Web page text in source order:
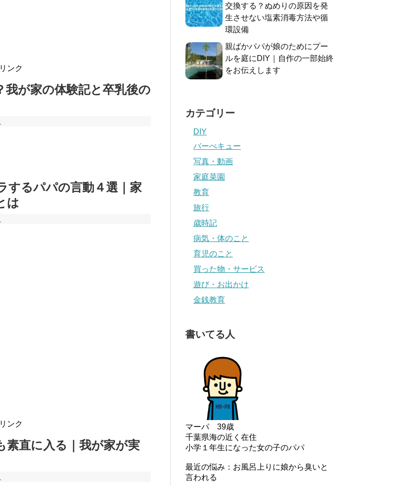
ンク
我が家の体験記と卒乳後の
するパパの言動４選｜家
は
ンク
素直に入る｜我が家が実
交換する？ぬめりの原因を発
生させない塩素消毒方法や循
環設備
親ばかパパが娘のためにプー
ルを庭にDIY｜自作の一部始終
をお伝えします
カテゴリー
DIY
バーべキュー
写真・動画
家庭菜園
教育
旅行
歳時記
病気・体のこと
育児のこと
買った物・サービス
遊び・お出かけ
金銭教育
書いてる人
マーパ 39歳
千葉県海の近く在住
小学１年生になった女の子のパパ
最近の悩み：お風呂上りに娘から臭いと
言われる